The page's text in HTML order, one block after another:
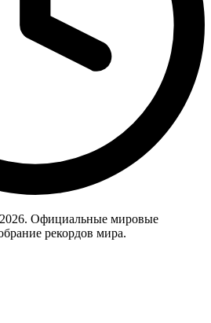
Официальные мировые
рекордов мира.